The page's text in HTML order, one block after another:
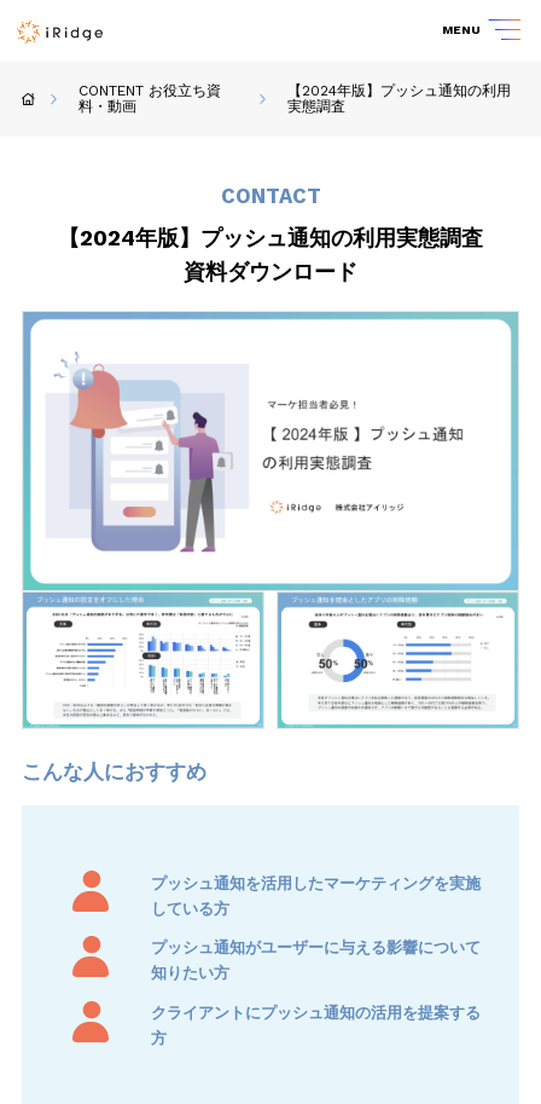
MENU
CONTENT お役立ち資
料・動画
【2024年版】プッシュ通知の利用
実態調査
CONTACT
【2024年版】プッシュ通知の利用実態調査
資料ダウンロード
プッシュ通知を活用したマーケティングを実施
している方
プッシュ通知がユーザーに与える影響について
知りたい方
クライアントにプッシュ通知の活用を提案する
方